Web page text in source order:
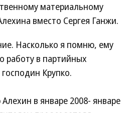
материальному
вместо Сергея Ганжи.
Насколько я помню, ему
работу в партийных
господин Крупко.
в январе 2008- январе